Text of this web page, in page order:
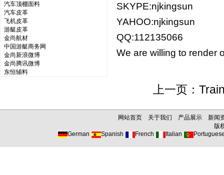
汽车顶棚面料
汽车皮革
飞机皮革
游艇皮革
金尚航材
中国游艇商务网
金尚新浪微博
金尚腾讯微博
东恒辅料
SKYPE:njkingsun
YAHOO:njkingsun
QQ:112135066
We are willing to render
上一页：
网站首页 关于我们 产品展示
新闻
版
German
Spanish French Italian